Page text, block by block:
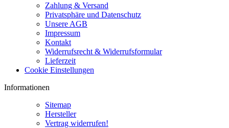
Zahlung & Versand
Privatsphäre und Datenschutz
Unsere AGB
Impressum
Kontakt
Widerrufsrecht & Widerrufsformular
Lieferzeit
Cookie Einstellungen
Informationen
Sitemap
Hersteller
Vertrag widerrufen!